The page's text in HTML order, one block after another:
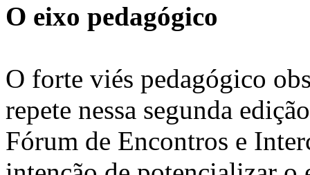
O eixo pedagógico
O forte viés pedagógico
repete nessa segunda
Fórum de Encontros e